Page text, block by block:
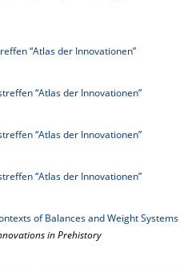
“Atlas der Innovationen”
“Atlas der Innovationen”
“Atlas der Innovationen”
“Atlas der Innovationen”
of Balances and Weight
in Prehistory